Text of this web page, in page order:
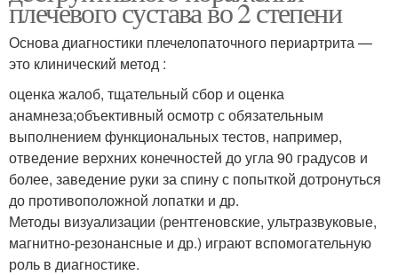
плечевого сустава во 2 степени
Основа диагностики плечелопаточного периартрита —
это клинический метод :
оценка жалоб, тщательный сбор и оценка
анамнеза;объективный осмотр с обязательным
выполнением функциональных тестов, например,
отведение верхних конечностей до угла 90 градусов и
более, заведение руки за спину с попыткой дотронуться
до противоположной лопатки и др.
Методы визуализации (рентгеновские, ультразвуковые,
магнитно-резонансные и др.) играют вспомогательную
роль в диагностике.